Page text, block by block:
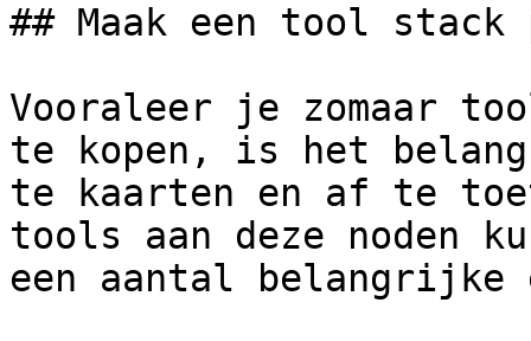
## Maak een tool stack
Vooraleer je zomaar
te kopen, is het
te kaarten en af te
tools aan deze noden
een aantal belangrijke